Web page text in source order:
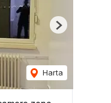
Harta
Next